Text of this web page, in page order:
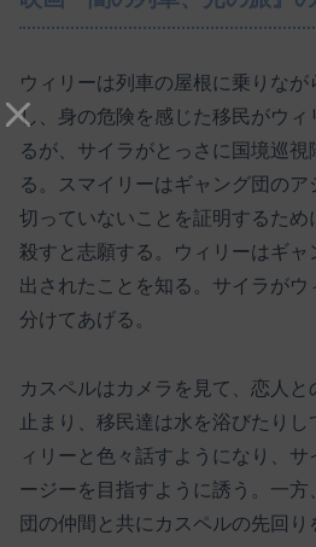
ウィリーは列車の屋根に乗りな
し、身の危険を感じた移民がウ
るが、サイラがとっさに国境巡
る。スマイリーはギャング団の
切っていないことを証明するため
殺すと志願する。ウィリーはギ
出されたことを知る。サイラが
分けてあげる。
カスペルはカメラを見て、恋人
止まり、移民達は水を浴びたり
ィリーと色々話すようになり、
ージーを目指すように誘う。一
団の仲間と共にカスペルの先回